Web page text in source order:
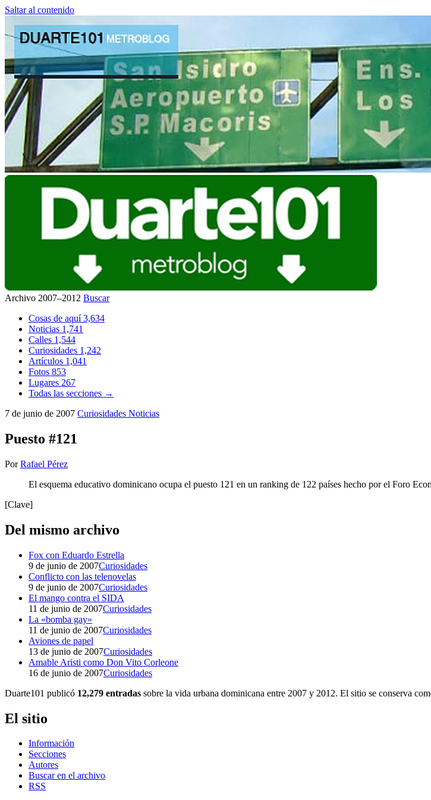
Saltar al contenido
Archivo 2007–2012 Buscar
Cosas de aquí3,634
Noticias 1,741
Calles 1,544
Curiosidades 1,242
Artículos 1,041
Fotos 853
Lugares 267
Todas las secciones →
7 de junio de 2007 Curiosidades Noticias
Puesto #121
PorRafael Pérez
El esquema educativo dominicano ocupa el puesto 121 en un ranking de 122 países hecho por el Foro
[Clave]
Del mismo archivo
Fox con Eduardo Estrella
9 de junio de 2007Curiosidades
Conflicto con las telenovelas
9 de junio de 2007Curiosidades
El mango contra el SIDA
11 de junio de 2007Curiosidades
La «bomba gay»
11 de junio de 2007Curiosidades
Aviones de papel
13 de junio de 2007Curiosidades
Amable Aristi como Don Vito Corleone
16 de junio de 2007Curiosidades
Duarte101 publicó 12,279 entradas sobre la vida urbana dominicana entre 2007 y 2012. El sitio se conserva
El sitio
Información
Secciones
Autores
Buscar en el archivo
RSS